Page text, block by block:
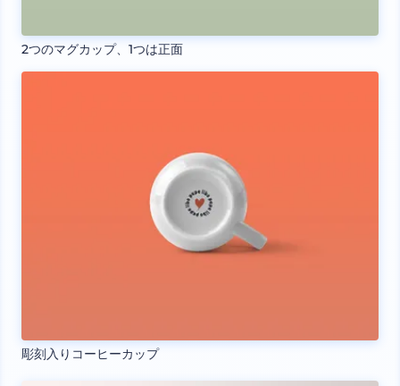
2つのマグカップ、1つは正面
彫刻入りコーヒーカップ